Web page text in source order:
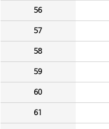
56
57
58
59
60
61